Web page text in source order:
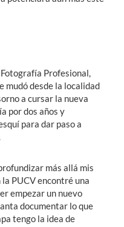
Profesional,
mudó desde la localidad
a cursar la nueva
por dos años y
para dar paso a
más allá mis
PUCV encontré una
empezar un nuevo
documentar lo que
tengo la idea de